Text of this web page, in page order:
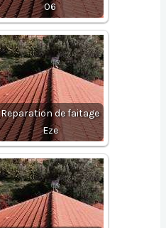
06
Reparation de faitage
Eze